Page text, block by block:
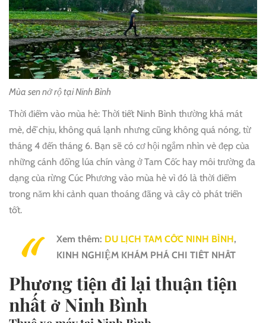
Mùa sen nở rộ tại Ninh Bình
Thời điểm vào mùa hè: Thời tiết Ninh Bình thường khá mát
mẻ, dễ chịu, không quá lạnh nhưng cũng không quá nóng, từ
tháng 4 đến tháng 6. Bạn sẽ có cơ hội ngắm nhìn vẻ đẹp của
những cánh đồng lúa chín vàng ở Tam Cốc hay môi trường đa
dạng của rừng Cúc Phương vào mùa hè vì đó là thời điểm
trong năm khi cảnh quan thoáng đãng và cây cỏ phát triển
tốt.
Xem thêm: DU LỊCH TAM CỐC NINH BÌNH,
KINH NGHIỆM KHÁM PHÁ CHI TIẾT NHẤT
Phương tiện đi lại thuận tiện
nhất ở Ninh Bình